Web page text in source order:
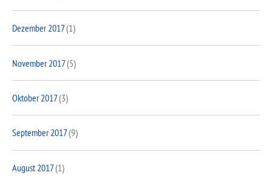
Dezember 2017(1)
November 2017(5)
Oktober 2017(3)
September 2017(9)
August 2017(1)